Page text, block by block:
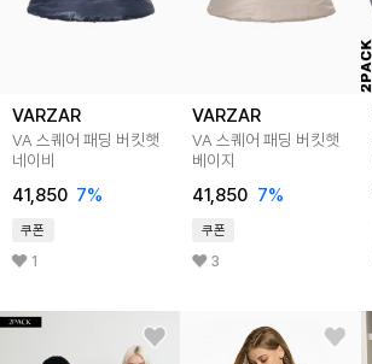
VARZAR
VA 스퀘어 패딩 버킷햇
네이비
41,850 7%
쿠폰
1
VARZAR
VA 스퀘어 패딩 버킷햇
베이지
41,850 7%
쿠폰
3